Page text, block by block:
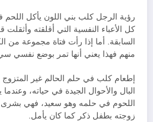
رؤية الرجل كلب بني اللون يأكل
كل الأعباء النفسية التي أقلقته وأثقلت
السابقة. أما إذا رأت فتاة مجموعة من
منهم فهذا يعني أنها تمر بوضع نفسي
إطعام كلب في حلم الحالم غير المتزوج
البال والأحوال الجيدة في حياته،
اللحوم في حلمه وهو سعيد، فهي
زوجته بطفل ذكر كما كان يأمل.